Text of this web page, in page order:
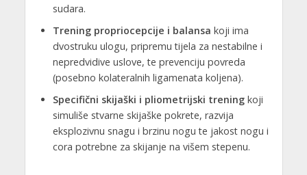
sudara.
Trening propriocepcije i balansa koji ima
dvostruku ulogu, pripremu tijela za nestabilne i
nepredvidive uslove, te prevenciju povreda
(posebno kolateralnih ligamenata koljena).
Specifični skijaški i pliometrijski treningkoji
simuliše stvarne skijaške pokrete, razvija
eksplozivnu snagu i brzinu nogu te jakost nogu i
cora potrebne za skijanje na višem stepenu.